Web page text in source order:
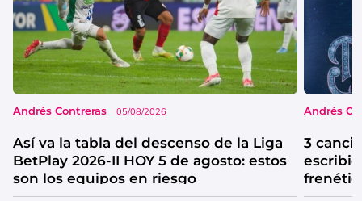
Andrés Contreras 05/08/2026
Así va la tabla del descenso de la Liga
BetPlay 2026-II HOY 5 de agosto: estos
son los equipos en riesgo
Andrés
3